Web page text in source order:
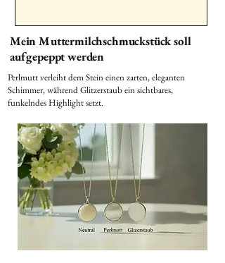
Mein Muttermilchschmuckstück soll
aufgepeppt werden
Perlmutt verleiht dem Stein einen zarten, eleganten
Schimmer, während Glitzerstaub ein sichtbares,
funkelndes Highlight setzt.